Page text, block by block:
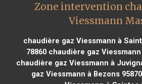
Zone intervention
Viessmann
chaudière gaz Viessmann à
78860chaudière gaz Viessmann
chaudière gaz Viessmann à
gaz Viessmann à Bezons 95870